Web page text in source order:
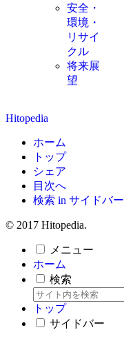
安全・
環境・
リサイ
クル
将来展
望
Hitopedia
ホーム
トップ
シェア
目次へ
検索 in サイドバー
© 2017 Hitopedia.
メニュー
ホーム
検索
トップ
サイドバー